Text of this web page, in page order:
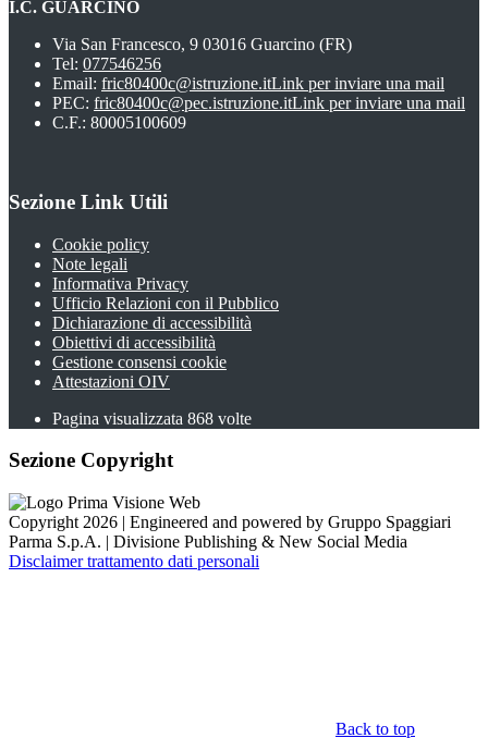
I.C. GUARCINO
Via San Francesco, 9 03016 Guarcino (FR)
Tel: 077546256
Email: fric80400c@istruzione.itLink per inviare una mail
PEC: fric80400c@pec.istruzione.itLink per inviare una mail
C.F.: 80005100609
Sezione Link Utili
Cookie policy
Note legali
Informativa Privacy
Ufficio Relazioni con il Pubblico
Dichiarazione di accessibilità
Obiettivi di accessibilità
Gestione consensi cookie
Attestazioni OIV
Pagina visualizzata 868 volte
Sezione Copyright
Copyright 2026 | Engineered and powered by Gruppo Spaggiari
Parma S.p.A. | Divisione Publishing & New Social Media
Disclaimer trattamento dati personali
Back to top